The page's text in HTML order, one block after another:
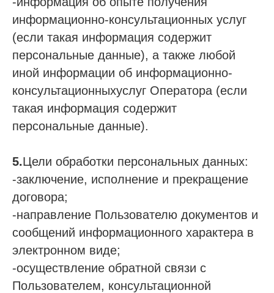
информационно-консультационных услуг
(если такая информация содержит
персональные данные), а также любой
иной информации об информационно-
консультационныхуслуг Оператора (если
такая информация содержит
персональные данные).
5.Цели обработки персональных данных:
-заключение, исполнение и прекращение
договора;
-направление Пользователю документов и
сообщений информационного характера в
электронном виде;
-осуществление обратной связи с
Пользователем, консультационной